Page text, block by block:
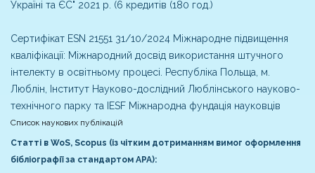
Україні та ЄС" 2021 р. (6 кредитів (180 год.)
Сертифікат ESN 21551 31/10/2024 Міжнародне підвищення
кваліфікації: Міжнародний досвід використання штучного
інтелекту в освітньому процесі. Республіка Польща, м.
Люблін, Інститут Науково-дослідний Люблінського науково-
технічного парку та IESF Міжнародна фундація науковців
Список наукових публікацій
Статті в WoS, Scopus (із чітким дотриманням вимог оформлення
бібліографії за стандартом АРА):